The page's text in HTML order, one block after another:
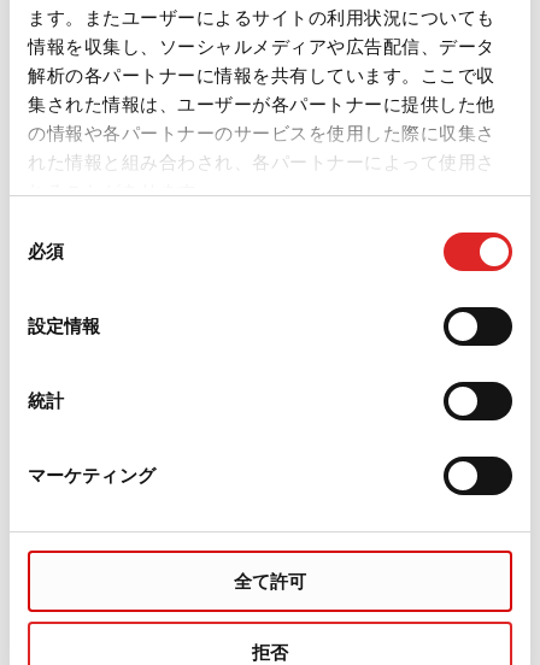
ます。またユーザーによるサイトの利用状況についても
情報を収集し、ソーシャルメディアや広告配信、データ
解析の各パートナーに情報を共有しています。ここで収
集された情報は、ユーザーが各パートナーに提供した他
の情報や各パートナーのサービスを使用した際に収集さ
れた情報と組み合わされ、各パートナーによって使用さ
れることがあります。
必須
設定情報
統計
マーケティング
全て許可
拒否